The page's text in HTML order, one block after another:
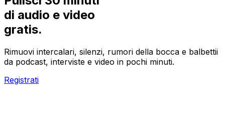
Pulisci 30 minuti
di audio e video
gratis.
Rimuovi intercalari, silenzi, rumori della bocca e balbettii